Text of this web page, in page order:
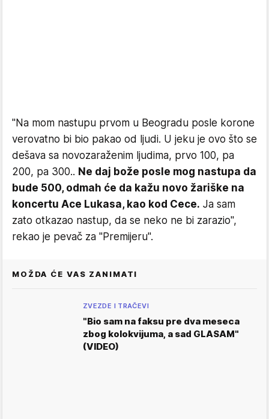
"Na mom nastupu prvom u Beogradu posle korone
verovatno bi bio pakao od ljudi. U jeku je ovo što se
dešava sa novozaraženim ljudima, prvo 100, pa
200, pa 300.. Ne daj bože posle mog nastupa da
bude 500, odmah će da kažu novo žariške na
koncertu Ace Lukasa, kao kod Cece. Ja sam
zato otkazao nastup, da se neko ne bi zarazio",
rekao je pevač za "Premijeru".
MOŽDA ĆE VAS ZANIMATI
ZVEZDE I TRAČEVI
"Bio sam na faksu pre dva meseca
zbog kolokvijuma, a sad GLASAM"
(VIDEO)